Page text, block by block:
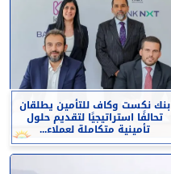
بنك نكست وكاف للتأمين يطلقان
تحالفًا استراتيجيًا لتقديم حلول
تأمينية متكاملة لعملاء...